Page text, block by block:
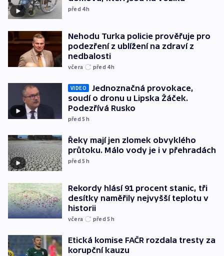
před 4h
Nehodu Turka policie prověřuje pro
podezření z ublížení na zdraví z
nedbalosti
včera před 4h
VIDEO
Jednoznačná provokace,
soudí o dronu u Lipska Žáček.
Podezřívá Rusko
před 5h
Řeky mají jen zlomek obvyklého
průtoku. Málo vody je i v přehradách
před 5h
Rekordy hlásí 91 procent stanic, tři
desítky naměřily nejvyšší teplotu v
historii
včera před 5h
Etická komise FAČR rozdala tresty za
korupční kauzu